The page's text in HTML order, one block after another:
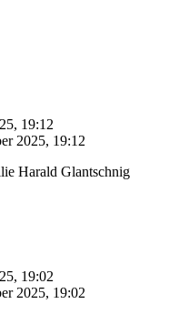
19:12
2025, 19:12
Harald Glantschnig
19:02
2025, 19:02